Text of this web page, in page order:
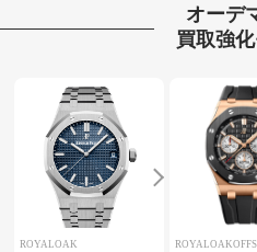
オーデ
買取強
ROYALOAK